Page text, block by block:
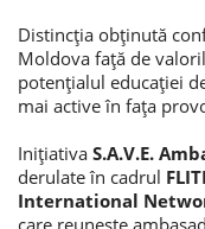
Distincția obținută
Moldova față de
potențialul educației
mai active în fața
Inițiativa S.A.V.E.
derulate în cadrul
International
care reunește